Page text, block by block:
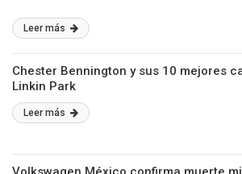
Leer más
Chester Bennington y sus 10 mejores
Linkin Park
Leer más